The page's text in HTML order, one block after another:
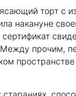
торт с
накануне
Между прочим,